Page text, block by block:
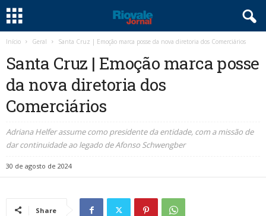
Início Geral Santa Cruz | Emoção marca posse da nova diretoria dos Comerciários
Santa Cruz | Emoção marca posse
da nova diretoria dos
Comerciários
Adriana Helfer assume como presidente da entidade, com a missão de
dar continuidade ao legado de Afonso Schwengber
30 de agosto de 2024
Share